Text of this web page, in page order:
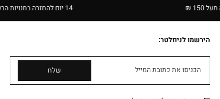
הירשמו לניוזלטר:
הכניסו את כתובת המייל שלח